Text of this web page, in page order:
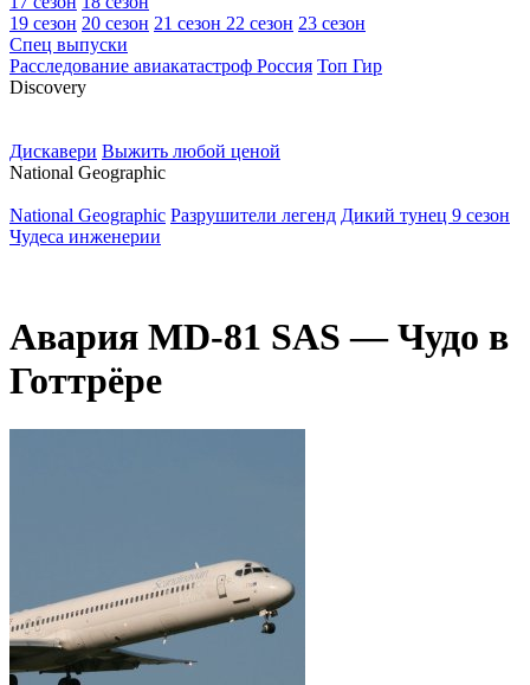
19 сезон 20 сезон 21 сезон 22 сезон 23 сезон
Спец выпуски
Расследование авиакатастроф Россия Топ Гир
Discovery
Дискавери Выжить любой ценой
National Geographic
National Geographic Разрушители легенд Дикий тунец 9 сезон
Чудеса инженерии
Авария MD-81 SAS — Чудо в
Готтрёре